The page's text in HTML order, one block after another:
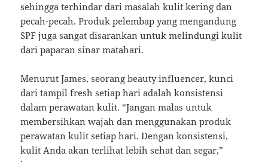
sehingga terhindar dari masalah kulit kering dan
pecah-pecah. Produk pelembap yang mengandung
SPF juga sangat disarankan untuk melindungi kulit
dari paparan sinar matahari.
Menurut James, seorang beauty influencer, kunci
dari tampil fresh setiap hari adalah konsistensi
dalam perawatan kulit. “Jangan malas untuk
membersihkan wajah dan menggunakan produk
perawatan kulit setiap hari. Dengan konsistensi,
kulit Anda akan terlihat lebih sehat dan segar,”